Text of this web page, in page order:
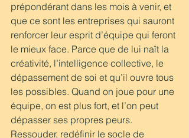
prépondérant dans les mois à venir, et
que ce sont les entreprises qui sauront
renforcer leur esprit d’équipe qui feront
le mieux face. Parce que de lui naît la
créativité, l’intelligence collective, le
dépassement de soi et qu’il ouvre tous
les possibles. Quand on joue pour une
équipe, on est plus fort, et l’on peut
dépasser ses propres peurs.
Ressouder, redéfinir le socle de